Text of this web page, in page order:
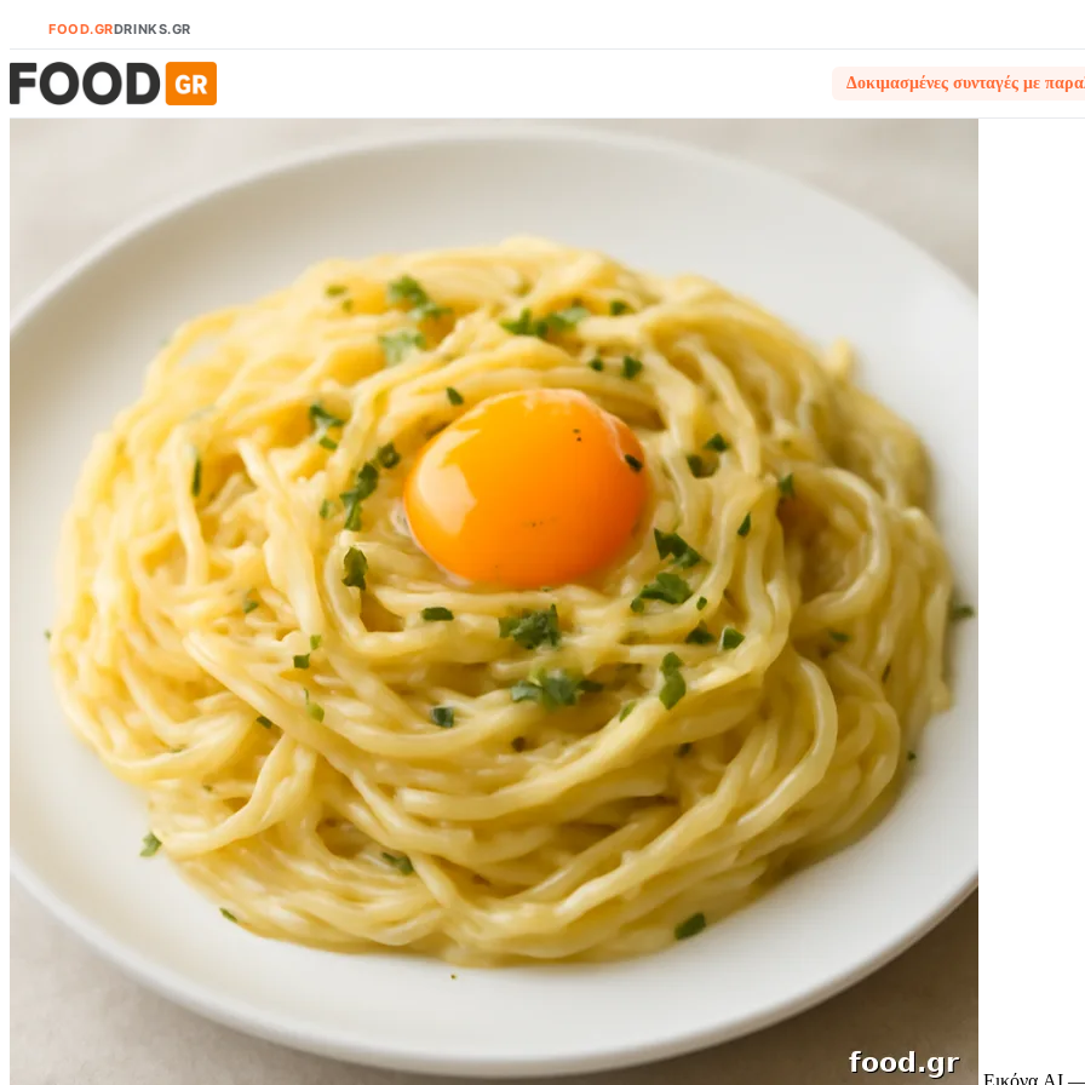
FOOD.GRDRINKS.GR
Δοκιμασμένες συνταγές με
Εικόνα AI —